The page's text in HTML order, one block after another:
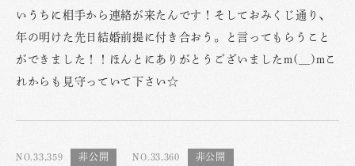
いうちに相手から連絡が来たんです！そしておみくじ通り、
年の明けた先日結婚前提に付き合おう。と言ってもらうこと
ができました！！ほんとにありがとうございましたm(__)mこ
れからも見守っていて下さい☆
NO.33,359
NO.33,360